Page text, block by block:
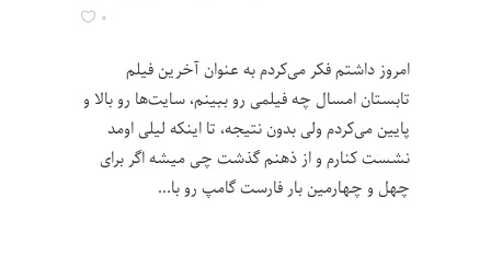
۰
امروز داشتم فکر می‌کردم به عنوان آخرین فیلم
تابستان امسال چه فیلمی رو ببینم، سایت‌ها رو بالا و
پایین می‌کردم ولی بدون نتیجه، تا اینکه لیلی اومد
نشست کنارم و از ذهنم گذشت چی میشه اگر برای
چهل و چهارمین بار فارست گامپ رو با